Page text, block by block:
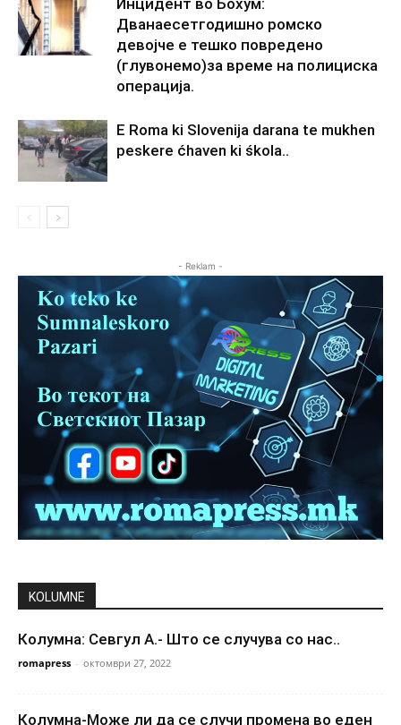
Дванаесетгодишно ромско
девојче е тешко повредено
(глувонемо)за време на полициска
операција.
E Roma ki Slovenija darana te mukhen
peskere ćhaven ki śkola..
- Reklam -
KOLUMNE
Колумна: Севгул А.- Што се случува со нас..
romapress - октомври 27, 2022
Колумна-Може ли да се случи промена во еден